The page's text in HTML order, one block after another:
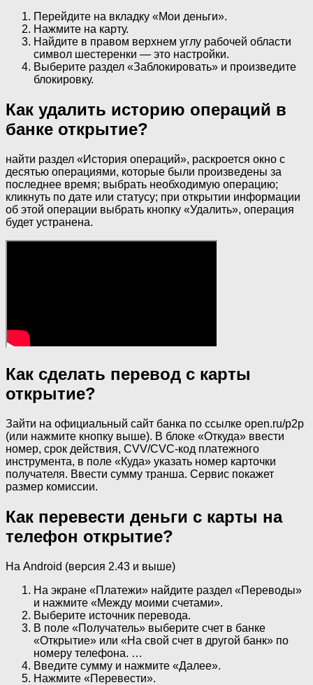
Перейдите на вкладку «Мои деньги».
Нажмите на карту.
Найдите в правом верхнем углу рабочей области
символ шестеренки — это настройки.
Выберите раздел «Заблокировать» и произведите
блокировку.
Как удалить историю операций в
банке открытие?
найти раздел «История операций», раскроется окно с
десятью операциями, которые были произведены за
последнее время; выбрать необходимую операцию;
кликнуть по дате или статусу; при открытии информации
об этой операции выбрать кнопку «Удалить», операция
будет устранена.
Как сделать перевод с карты
открытие?
Зайти на официальный сайт банка по ссылке open.ru/p2p
(или нажмите кнопку выше). В блоке «Откуда» ввести
номер, срок действия, CVV/CVC-код платежного
инструмента, в поле «Куда» указать номер карточки
получателя. Ввести сумму транша. Сервис покажет
размер комиссии.
Как перевести деньги с карты на
телефон открытие?
На Android (версия 2.43 и выше)
На экране «Платежи» найдите раздел «Переводы»
и нажмите «Между моими счетами».
Выберите источник перевода.
В поле «Получатель» выберите счет в банке
«Открытие» или «На свой счет в другой банк» по
номеру телефона. …
Введите сумму и нажмите «Далее».
Нажмите «Перевести».